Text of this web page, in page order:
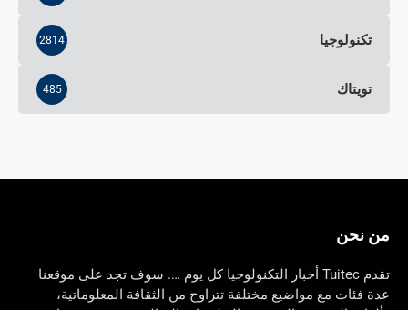
تكنولوجيا 2814
تويتاك 485
من نحن
تقدم Tuitec أخبار التكنولوجيا كل يوم …. سوف تجد على موقعنا
عدة فئات مع مواضيع مختلفة تتراوح من الثقافة المعلوماتية،